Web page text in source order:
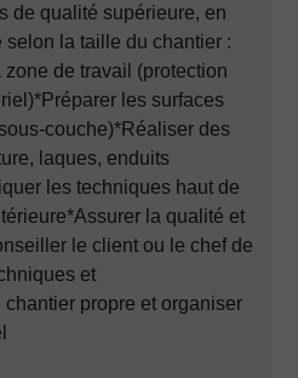
de qualité supérieure, en
la taille du chantier :
de travail (protection
les surfaces
couche)*Réaliser des
laques, enduits
les techniques haut de
la qualité et
le client ou le chef de
et
propre et organiser